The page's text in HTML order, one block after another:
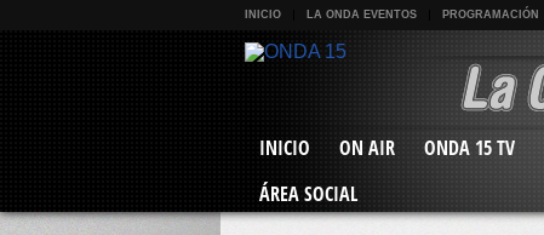
INICIO LA ONDA EVENTOS PROGRAMACIÓN
INICIO ON AIR ONDA 15 TV
ÁREA SOCIAL